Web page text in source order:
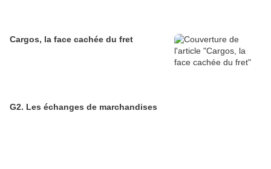
Cargos, la face cachée du fret
G2. Les échanges de marchandises